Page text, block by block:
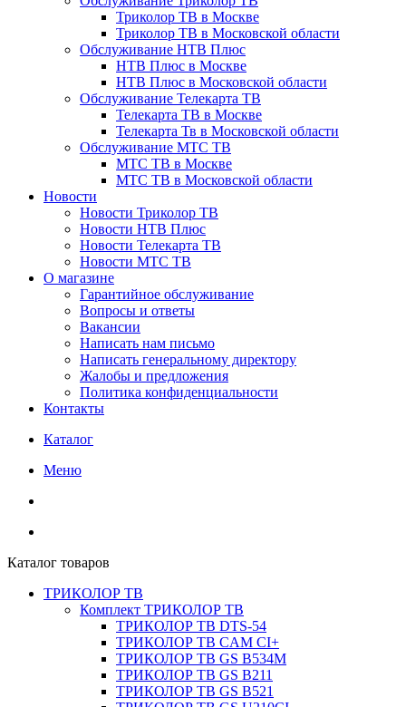
Триколор ТВ в Москве
Триколор ТВ в Московской области
Обслуживание НТВ Плюс
НТВ Плюс в Москве
НТВ Плюс в Московской области
Обслуживание Телекарта ТВ
Телекарта ТВ в Москве
Телекарта Тв в Московской области
Обслуживание МТС ТВ
МТС ТВ в Москве
МТС ТВ в Московской области
Новости
Новости Триколор ТВ
Новости НТВ Плюс
Новости Телекарта ТВ
Новости МТС ТВ
О магазине
Гарантийное обслуживание
Вопросы и ответы
Вакансии
Написать нам письмо
Написать генеральному директору
Жалобы и предложения
Политика конфиденциальности
Контакты
Каталог
Меню
Каталог товаров
ТРИКОЛОР ТВ
Комплект ТРИКОЛОР ТВ
ТРИКОЛОР ТВ DTS-54
ТРИКОЛОР ТВ CAM CI+
ТРИКОЛОР ТВ GS B534M
ТРИКОЛОР ТВ GS B211
ТРИКОЛОР ТВ GS B521